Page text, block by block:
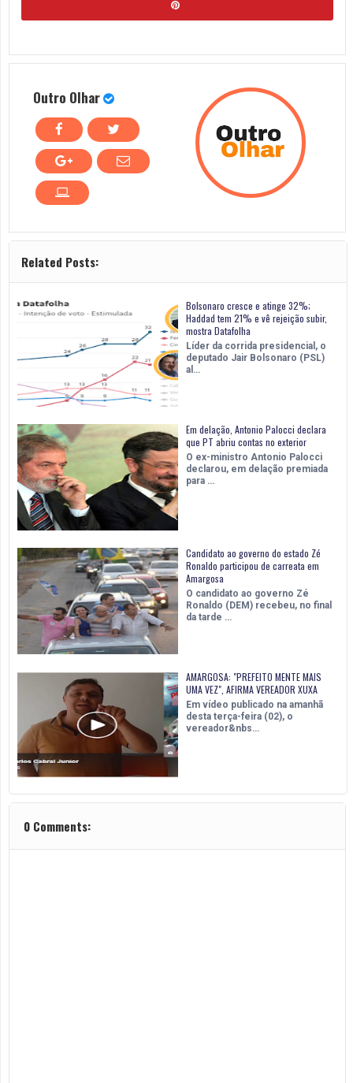
Outro Olhar
Related Posts:
Bolsonaro cresce e atinge 32%;
Haddad tem 21% e vê rejeição subir,
mostra Datafolha
Líder da corrida presidencial, o
deputado Jair Bolsonaro (PSL)
al…
Em delação, Antonio Palocci declara
que PT abriu contas no exterior
O ex-ministro Antonio Palocci
declarou, em delação premiada
para …
Candidato ao governo do estado Zé
Ronaldo participou de carreata em
Amargosa
O candidato ao governo Zé
Ronaldo (DEM) recebeu, no final
da tarde …
AMARGOSA: "PREFEITO MENTE MAIS
UMA VEZ", AFIRMA VEREADOR XUXA
Em vídeo publicado na amanhã
desta terça-feira (02), o
vereador&nbs…
0 Comments: